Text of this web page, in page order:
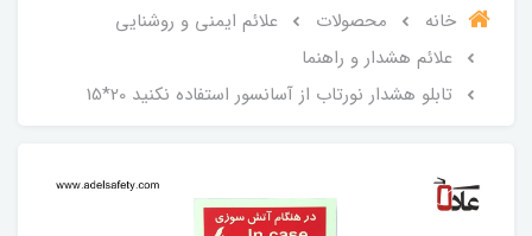
خانه محصولات
علائم ایمنی و روشنایی
علائم هشدار و راهنما
تابلو هشدار نورتاب از آسانسور استفاده نکنید 20*15